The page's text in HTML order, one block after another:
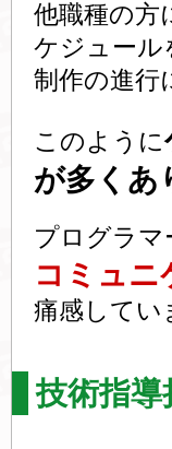
他職種の方
ケジュール
制作の進行
このように
が多くあ
プログラ
コミュニ
痛感してい
技術指導